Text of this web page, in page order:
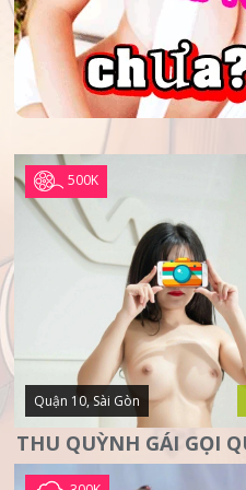
500K
Quận 10, Sài Gòn